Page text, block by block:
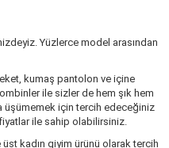
Yüzlerce model arasından
kumaş pantolon ve içine
ile sizler de hem şık hem
üşümemek için tercih edeceğiniz
ile sahip olabilirsiniz.
kadın giyim ürünü olarak tercih